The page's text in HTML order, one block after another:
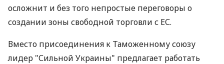
осложнит и без того непростые переговоры о
создании зоны свободной торговли с ЕС.
Вместо присоединения к Таможенному союзу
лидер "Сильной Украины" предлагает работать